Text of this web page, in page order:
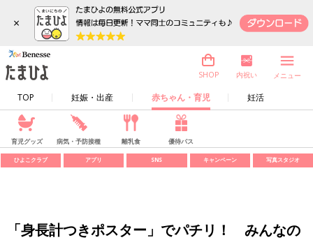
×
TOP 妊娠・出産 赤ちゃん・育児 妊活
SHOP 内祝い メニュー
育児グッズ 病気・予防接種 離乳食 優待パス
ひよこクラブ アプリ SNS キャンペーン 写真スタジオ
「身長計つきポスター」でパチリ！ みんなの